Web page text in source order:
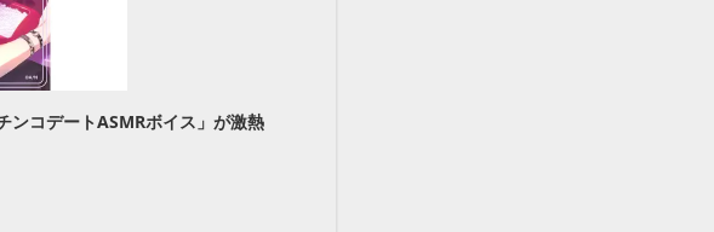
ンコデートASMRボイス」が激熱